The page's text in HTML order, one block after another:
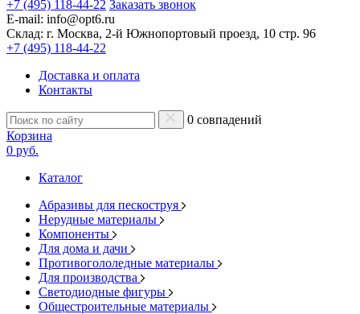
+7 (495) 118-44-22 Заказать звонок
E-mail: info@opt6.ru
Склад: г. Москва, 2-й Южнопортовый проезд, 10 стр. 96
+7 (495) 118-44-22
Доставка и оплата
Контакты
0 совпадений
Корзина
0 руб.
Каталог
Абразивы для пескоструя
Нерудные материалы
Компоненты
Для дома и дачи
Противогололедные материалы
Для производства
Светодиодные фигуры
Общестроительные материалы